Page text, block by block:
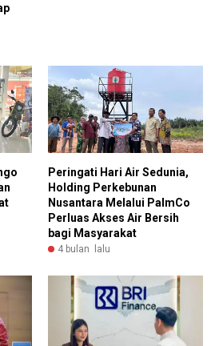
Peringati Hari Air Sedunia,
Holding Perkebunan
Nusantara Melalui PalmCo
Perluas Akses Air Bersih
bagi Masyarakat
4 bulan lalu